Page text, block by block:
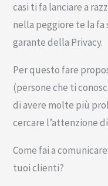
casi ti fa lanciare a
nella peggiore te la fa
garante della Privacy.
Per questo fare
(persone che ti
di avere molte più
cercare l’attenzione
Come fai a
tuoi clienti?